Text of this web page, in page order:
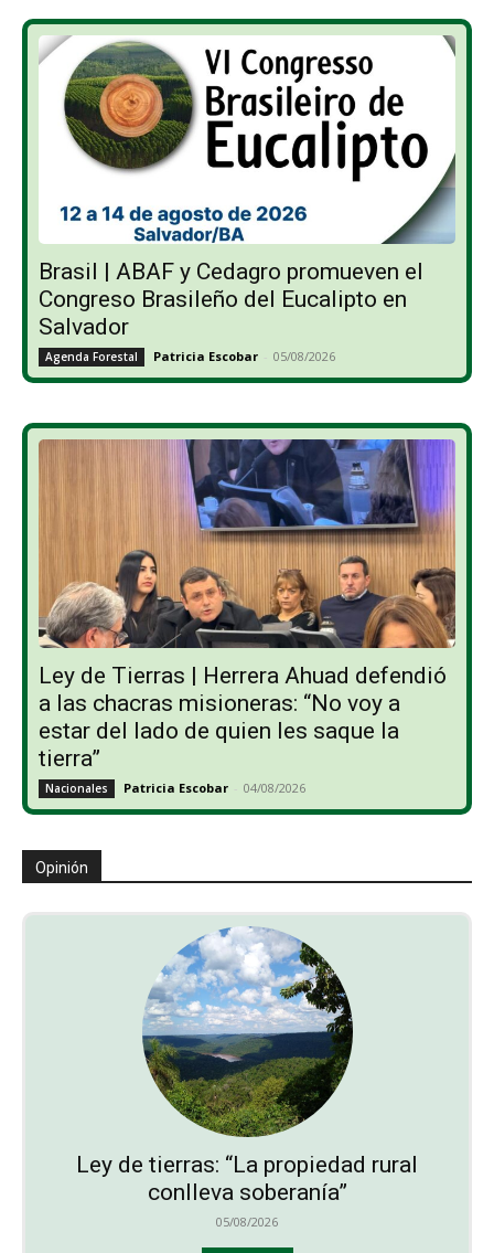
Brasil | ABAF y Cedagro promueven el
Congreso Brasileño del Eucalipto en
Salvador
Agenda Forestal Patricia Escobar - 05/08/2026
Ley de Tierras | Herrera Ahuad defendió
a las chacras misioneras: “No voy a
estar del lado de quien les saque la
tierra”
Nacionales Patricia Escobar - 04/08/2026
Opinión
Ley de tierras: “La propiedad rural
conlleva soberanía”
05/08/2026